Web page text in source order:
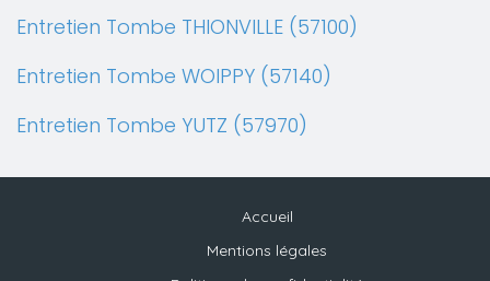
Entretien Tombe THIONVILLE (57100)
Entretien Tombe WOIPPY (57140)
Entretien Tombe YUTZ (57970)
Accueil
Mentions légales